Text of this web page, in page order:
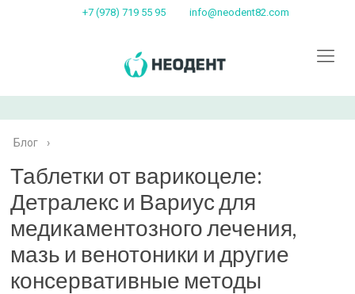
+7 (978) 719 55 95 info@neodent82.com
Блог ›
Таблетки от варикоцеле:
Детралекс и Вариус для
медикаментозного лечения,
мазь и венотоники и другие
консервативные методы